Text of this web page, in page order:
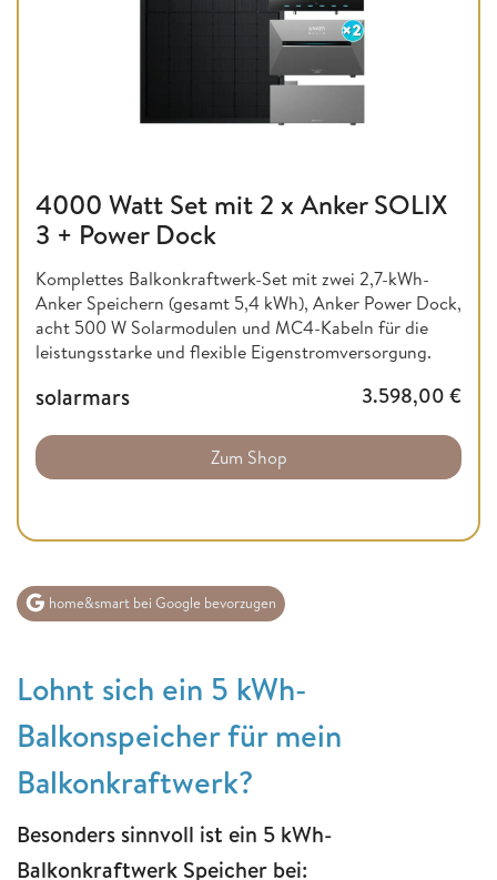
4000 Watt Set mit 2 x Anker SOLIX
3 + Power Dock
Komplettes Balkonkraftwerk-Set mit zwei 2,7-kWh-
Anker Speichern (gesamt 5,4 kWh), Anker Power Dock,
acht 500 W Solarmodulen und MC4-Kabeln für die
leistungsstarke und flexible Eigenstromversorgung.
solarmars 3.598,00 €
Zum Shop
home&smart bei Google bevorzugen
Lohnt sich ein 5 kWh-
Balkonspeicher für mein
Balkonkraftwerk?
Besonders sinnvoll ist ein 5 kWh-
Balkonkraftwerk Speicher bei: